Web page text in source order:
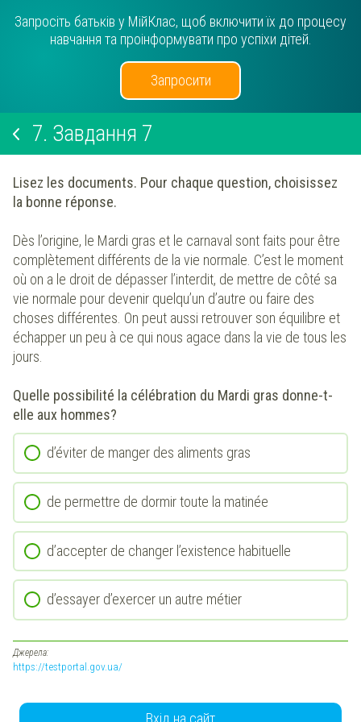
Запросіть батьків у МійКлас, щоб включити їх до процесу
навчання та проінформувати про успіхи дітей.
Запросити
7. Завдання 7
Lisez les documents. Pour chaque question, choisissez
la bonne réponse.
Dès l’origine, le Mardi gras et le carnaval sont faits pour être
complètement différents de la vie normale. C’est le moment
où on a le droit de dépasser l’interdit, de mettre de côté sa
vie normale pour devenir quelqu’un d’autre ou faire des
choses différentes. On peut aussi retrouver son équilibre et
échapper un peu à ce qui nous agace dans la vie de tous les
jours.
Quelle possibilité la célébration du Mardi gras donne-t-
elle aux hommes?
d’éviter de manger des aliments gras
de permettre de dormir toute la matinée
d’accepter de changer l’existence habituelle
d’essayer d’exercer un autre métier
Джерела:
https://testportal.gov.ua/
Вхід на сайт